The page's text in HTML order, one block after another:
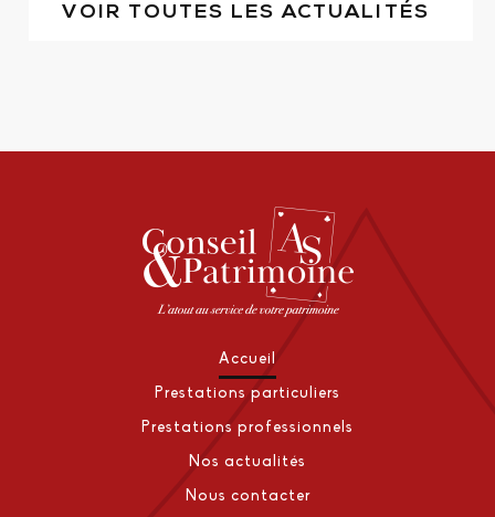
VOIR TOUTES LES ACTUALITÉS
Accueil
Prestations particuliers
Prestations professionnels
Nos actualités
Nous contacter